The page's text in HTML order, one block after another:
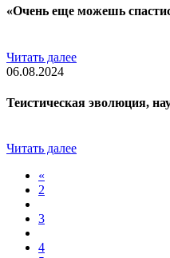
«Очень еще можешь
Читать далее
06.08.2024
Теистическая эволюция,
Читать далее
«
2
3
4